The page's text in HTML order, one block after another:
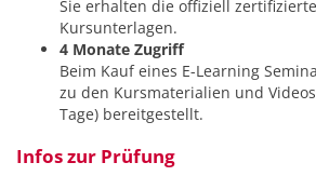
Sie erhalten die offiziell
Kursunterlagen.
4 Monate Zugriff
Beim Kauf eines E-Learning
zu den Kursmaterialien und Videos
Tage) bereitgestellt.
Infos zur Prüfung